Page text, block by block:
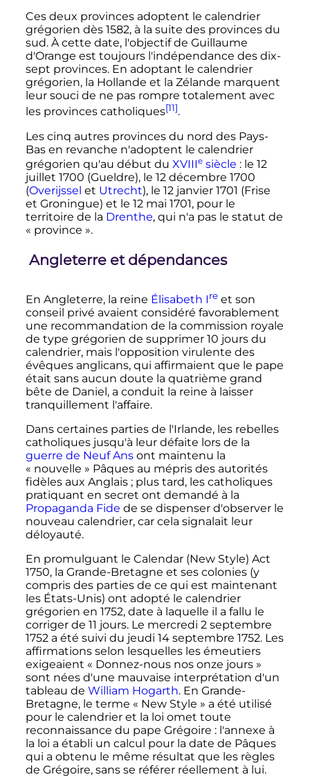
Ces deux provinces adoptent le calendrier
grégorien dès 1582, à la suite des provinces du
sud. À cette date, l'objectif de Guillaume
d'Orange est toujours l'indépendance des dix-
sept provinces. En adoptant le calendrier
grégorien, la Hollande et la Zélande marquent
leur souci de ne pas rompre totalement avec
les provinces catholiques[11].
Les cinq autres provinces du nord des Pays-
Bas en revanche n'adoptent le calendrier
grégorien qu'au début du XVIIIesiècle : le 12
juillet 1700 (Gueldre), le 12 décembre 1700
(Overijssel et Utrecht), le 12 janvier 1701 (Frise
et Groningue) et le 12 mai 1701, pour le
territoire de la Drenthe, qui n'a pas le statut de
« province ».
Angleterre et dépendances
En Angleterre, la reine Élisabeth Ireet son
conseil privé avaient considéré favorablement
une recommandation de la commission royale
de type grégorien de supprimer 10 joursdu
calendrier, mais l'opposition virulente des
évêques anglicans, qui affirmaient que le pape
était sans aucun doute la quatrième grand
bête de Daniel, a conduit la reine à laisser
tranquillement l'affaire.
Dans certaines parties de l'Irlande, les rebelles
catholiques jusqu'à leur défaite lors de la
guerre de Neuf Ansont maintenu la
« nouvelle » Pâques au mépris des autorités
fidèles aux Anglais ; plus tard, les catholiques
pratiquant en secret ont demandé à la
Propaganda Fide de se dispenser d'observer le
nouveau calendrier, car cela signalait leur
déloyauté.
En promulguant le Calendar (New Style) Act
1750, la Grande-Bretagne et ses colonies (y
compris des parties de ce qui est maintenant
les États-Unis) ont adopté le calendrier
grégorien en 1752, date à laquelle il a fallu le
corriger de 11 jours. Le mercredi 2 septembre
1752a été suivi du jeudi 14 septembre 1752. Les
affirmations selon lesquelles les émeutiers
exigeaient « Donnez-nous nos onze jours »
sont nées d'une mauvaise interprétation d'un
tableau de William Hogarth. En Grande-
Bretagne, le terme « New Style » a été utilisé
pour le calendrier et la loi omet toute
reconnaissance du pape Grégoire : l'annexe à
la loi a établi un calcul pour la date de Pâques
qui a obtenu le même résultat que les règles
de Grégoire, sans se référer réellement à lui.